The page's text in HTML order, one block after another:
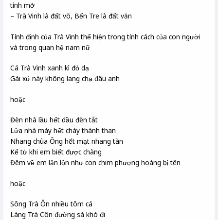
tính mở
– Trà Vinh là đất võ, Bến Tre là đất văn
Tính định của Trà Vinh thể hiện trong tính cách của con người
và trong quan hệ nam nữ
Cá Trà Vinh xanh kì đỏ dạ
Gái xứ này không lang chạ đâu anh
hoặc
Đèn nhà lầu hết dầu đèn tắt
Lửa nhà máy hết cháy thành than
Nhang chùa Ông hết mạt nhang tàn
Kể từ khi em biết được chàng
Đêm về em lăn lộn như con chim phượng hoàng bị tên
hoặc
Sông Trà Ôn nhiều tôm cá
Làng Trà Côn đường sá khó đi